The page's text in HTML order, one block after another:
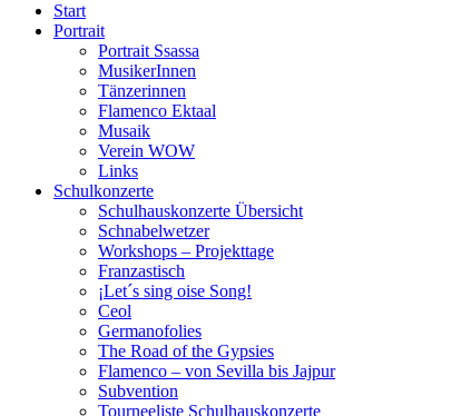
Start
Portrait
Portrait Ssassa
MusikerInnen
Tänzerinnen
Flamenco Ektaal
Musaik
Verein WOW
Links
Schulkonzerte
Schulhauskonzerte Übersicht
Schnabelwetzer
Workshops – Projekttage
Franzastisch
¡Let´s sing oise Song!
Ceol
Germanofolies
The Road of the Gypsies
Flamenco – von Sevilla bis Jajpur
Subvention
Tourneeliste Schulhauskonzerte